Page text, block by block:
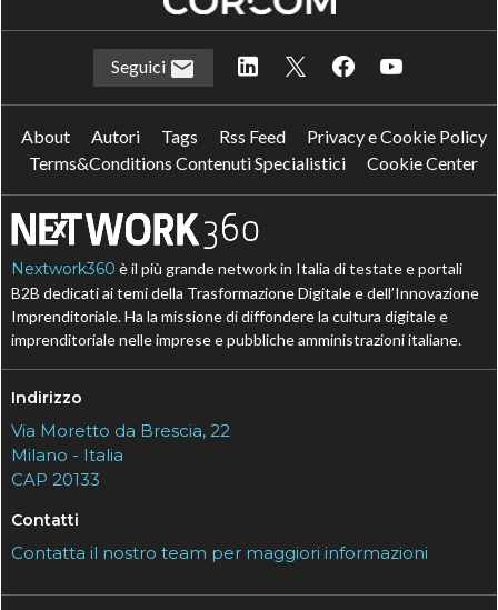
Seguici
About Autori Tags Rss Feed
Privacy e Cookie Policy
Terms&Conditions Contenuti Specialistici
Cookie Center
Nextwork360 è il più grande network in Italia di testate e portali
B2B dedicati ai temi della Trasformazione Digitale e dell’Innovazione
Imprenditoriale. Ha la missione di diffondere la cultura digitale e
imprenditoriale nelle imprese e pubbliche amministrazioni italiane.
Indirizzo
Via Moretto da Brescia, 22
Milano - Italia
CAP 20133
Contatti
Contatta il nostro team per maggiori informazioni